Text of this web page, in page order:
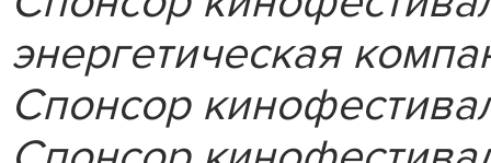
энергетическая
Спонсор